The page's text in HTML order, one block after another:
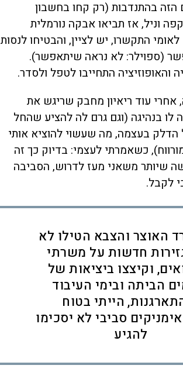
הזה בהתנדבות (רק קחו בחשבון
וניל, אז תביאו אבקה נורמלית
התקשרו, יש לציין, והבטיחו לנסות
(ספוילר: לא נראה שיתאפשר).
והאופוזיציה התחייבו לטפל ולסדר.
אחרי עוד ריאיון מחבק שריגש את
לו בנהיגה (וגם גרם לה להציע שהחל
בעצמה, מה שעשוי להוציא אותי
כשאמרתי לעצמי: בדיוק כך זה
שיותר משאני מעז לדרוש, הסביבה
לקבל.
האוצר והצבא הטילו לא
חדשות על משרתי
וקיצצו ביציאות של
הביתה ובימי העיבוד
הייתי בטוח
סביבי לא יסכימו
להגיע